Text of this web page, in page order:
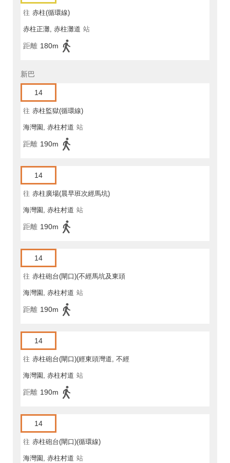
往 赤柱(循環線)
赤柱正灘, 赤柱灘道 站
距離 180m
新巴
14
往 赤柱監獄(循環線)
海灣園, 赤柱村道 站
距離 190m
14
往 赤柱廣場(晨早班次經馬坑)
海灣園, 赤柱村道 站
距離 190m
14
往 赤柱砲台(閘口)(不經馬坑及東頭
灣道)
海灣園, 赤柱村道 站
距離 190m
14
往 赤柱砲台(閘口)(經東頭灣道, 不經
馬坑)
海灣園, 赤柱村道 站
距離 190m
14
往 赤柱砲台(閘口)(循環線)
海灣園, 赤柱村道 站